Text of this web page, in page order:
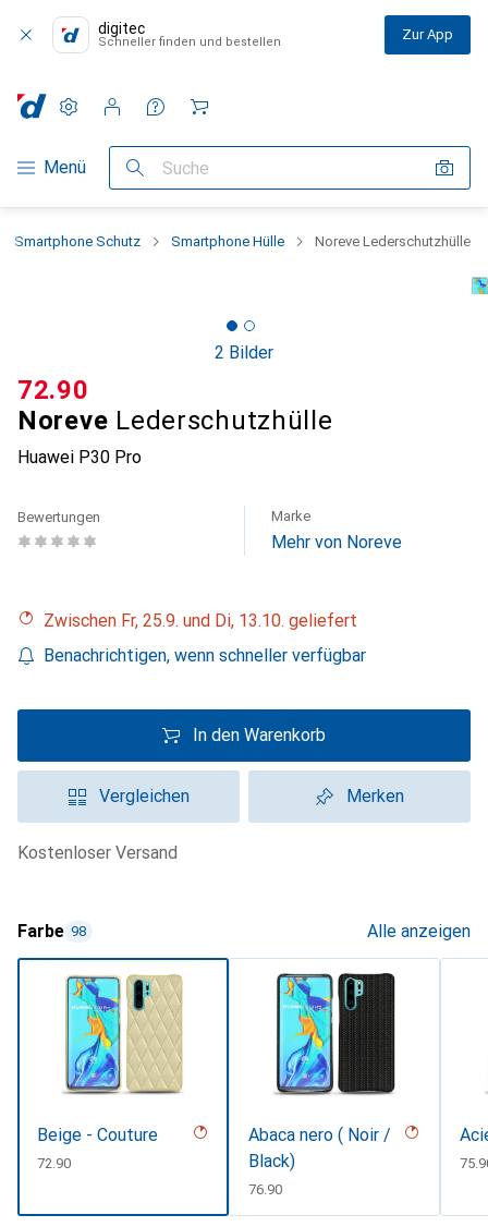
digitec
Schneller finden und bestellen Zur App
Navigation nach Kategorien
Menü Suche
Einstellungen
Kundenkonto
Vergleichslisten
Merklisten
Warenkorb
Smartphone Schutz Smartphone Hülle Noreve Lederschutzhülle
2 Bilder
Noreve Lederschutzhülle
Huawei P30 Pro
CHF
72.90
Bewertungen Marke
Mehr von Noreve
Zwischen Fr, 25.9. und Di, 13.10. geliefert
Benachrichtigen, wenn schneller verfügbar
In den Warenkorb
Vergleichen Merken
kostenloser Versand
Farbe 98 Alle anzeigen
Beige - Couture
CHF
72.90
Abaca nero ( Noir /
Black)
CHF
76.90
CHF